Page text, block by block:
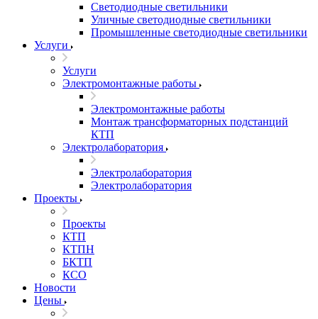
Светодиодные светильники
Уличные светодиодные светильники
Промышленные светодиодные светильники
Услуги
Услуги
Электромонтажные работы
Электромонтажные работы
Монтаж трансформаторных подстанций
КТП
Электролаборатория
Электролаборатория
Электролаборатория
Проекты
Проекты
КТП
КТПН
БКТП
КСО
Новости
Цены